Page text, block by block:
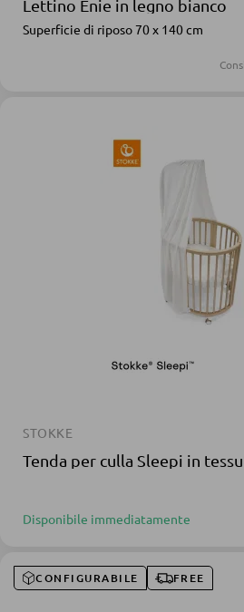
Lettino Enie in legno bianco
Superficie di riposo 70 x 140 cm
STOKKE
Tenda per culla Sleepi in
Disponibile immediatamente
CONFIGURABILE FREE